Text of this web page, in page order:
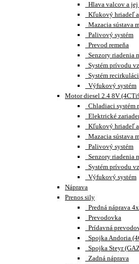
Hlava valcov a
Kľukový hriadeľ
Mazacia sústava
Palivový systém
Prevod remeňa
Senzory riadenia
Systém prívodu
Systém
Výfukový systém
Motor diesel 2.4 8V
Chladiaci systém
Elektrické
Kľukový hriadeľ
Mazacia sústava
Palivový systém
Senzory riadenia
Systém prívodu
Výfukový systém
Náprava
Prenos sily
Predná náprava
Prevodovka
Prídavná
Spojka Andoria
Spojka Steyr
Zadná náprava